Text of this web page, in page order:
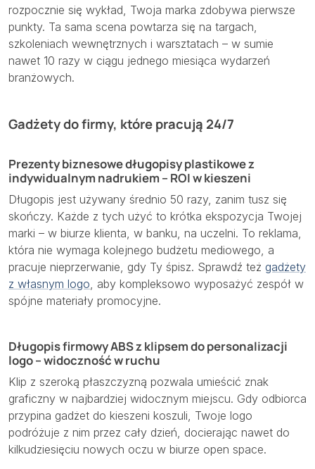
rozpocznie się wykład, Twoja marka zdobywa pierwsze
punkty. Ta sama scena powtarza się na targach,
szkoleniach wewnętrznych i warsztatach – w sumie
nawet 10 razy w ciągu jednego miesiąca wydarzeń
branżowych.
Gadżety do firmy, które pracują 24/7
Prezenty biznesowe długopisy plastikowe z
indywidualnym nadrukiem – ROI w kieszeni
Długopis jest używany średnio 50 razy, zanim tusz się
skończy. Każde z tych użyć to krótka ekspozycja Twojej
marki – w biurze klienta, w banku, na uczelni. To reklama,
która nie wymaga kolejnego budżetu mediowego, a
pracuje nieprzerwanie, gdy Ty śpisz. Sprawdź też gadżety
z własnym logo , aby kompleksowo wyposażyć zespół w
spójne materiały promocyjne.
Długopis firmowy ABS z klipsem do personalizacji
logo – widoczność w ruchu
Klip z szeroką płaszczyzną pozwala umieścić znak
graficzny w najbardziej widocznym miejscu. Gdy odbiorca
przypina gadżet do kieszeni koszuli, Twoje logo
podróżuje z nim przez cały dzień, docierając nawet do
kilkudziesięciu nowych oczu w biurze open space.